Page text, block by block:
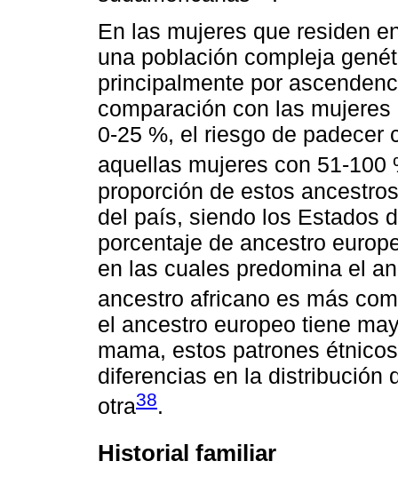
En las mujeres que residen
una población compleja
principalmente por
comparación con las
0-25 %, el riesgo de padecer
aquellas mujeres con 51-100
proporción de estos
del país, siendo los Estados
porcentaje de ancestro
en las cuales predomina el
ancestro africano es más
el ancestro europeo tiene
mama, estos patrones
diferencias en la distribución
otra38.
Historial familiar